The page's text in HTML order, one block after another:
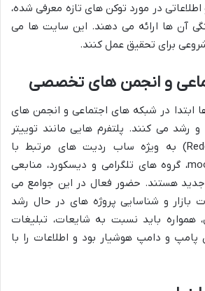
اطلاعاتی در مورد توکن های تازه معرفی شده،
آن ها ارائه می دهند. این سایت ها می
برای تحقیق عمل کنند.
و انجمن های تخصصی
ابتدا در شبکه های اجتماعی و انجمن های
رشد می کنند. پلتفرم هایی مانند توییتر
(Twitter)، ردیت (Reddit) به ویژه ساب ردیت های مرتبط با
shitcoins یا moonshots، گروه های تلگرامی و دیسکورد، منابعی
هستند. حضور فعال در این جوامع می
بازار و شناسایی پروژه های در حال رشد
همواره باید نسبت به شایعات، تبلیغات
پامپ و دامپ هوشیار بود و اطلاعات را با